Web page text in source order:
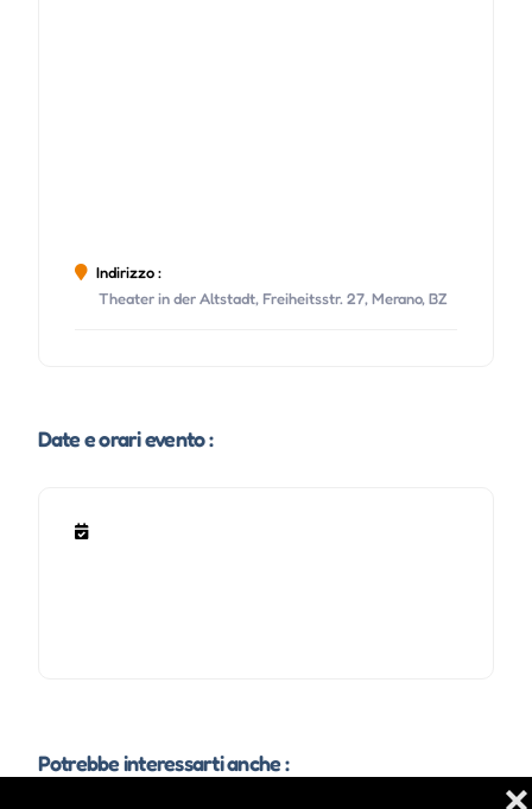
❌
Indirizzo :
Theater in der Altstadt, Freiheitsstr. 27, Merano, BZ
Date e orari evento :
Potrebbe interessarti anche :